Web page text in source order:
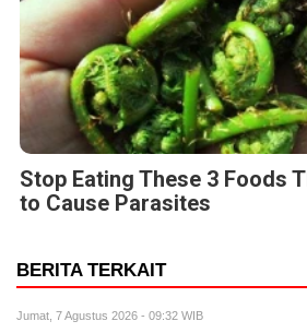
Stop Eating These 3 Foods
to Cause Parasites
BERITA TERKAIT
Jumat, 7 Agustus 2026 - 09:32 WIB